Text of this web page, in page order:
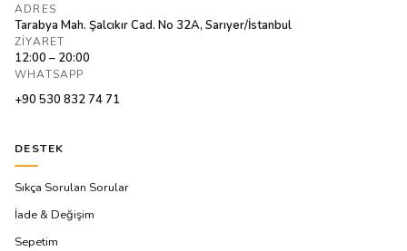
ADRES
Tarabya Mah. Şalcıkır Cad. No 32A, Sarıyer/İstanbul
ZIYARET
12:00 – 20:00
WHATSAPP
+90 530 832 74 71
DESTEK
Sıkça Sorulan Sorular
İade & Değişim
Sepetim